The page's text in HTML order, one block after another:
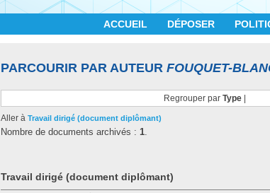
ACCUEIL DÉPOSER
PARCOURIR PAR AUTEUR FOUQUET-
Regrouper par Type|
Aller à Travail dirigé (document diplômant)
Nombre de documents archivés : 1.
Travail dirigé (document diplômant)